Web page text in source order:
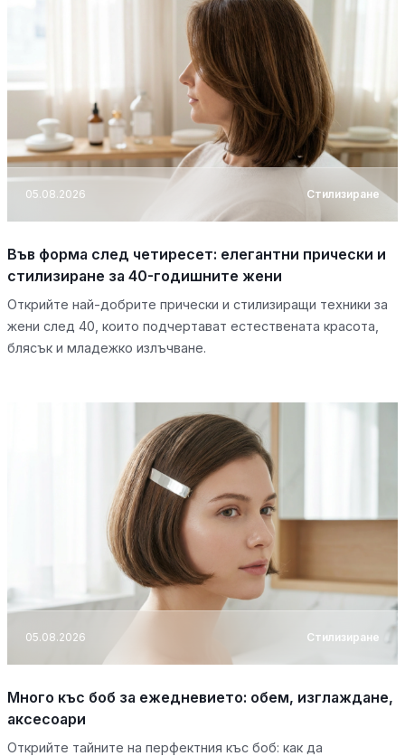
05.08.2026 Стилизиране
Във форма след четиресет: елегантни прически и
стилизиране за 40-годишните жени
Открийте най-добрите прически и стилизиращи техники за
жени след 40, които подчертават естествената красота,
блясък и младежко излъчване.
05.08.2026 Стилизиране
Много къс боб за ежедневието: обем, изглаждане,
аксесоари
Открийте тайните на перфектния къс боб: как да